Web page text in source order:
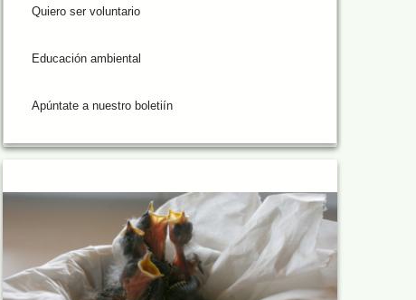
Quiero ser voluntario
Educación ambiental
Apúntate a nuestro boletiín